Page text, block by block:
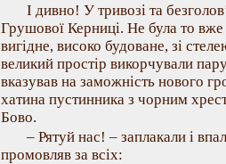
І дивно! У тривозі та
Грушової Керниці. Не була то
вигідне, високо будоване, зі
великий простір викорчували
вказував на заможність нового
хатина пустинника з чорним
Бово.
– Рятуй нас! – заплакали і
промовляв за всіх: